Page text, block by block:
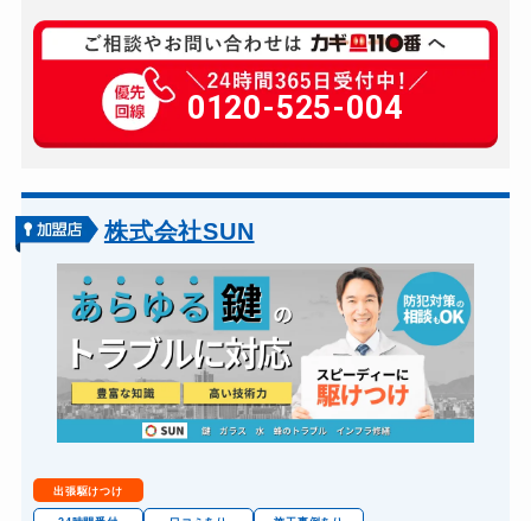
玄関カギ修理 13,200円～（税込）
玄関カギ交換 8,800円～(税込）
車カギ開け 8,800円～（税込）
金庫カギ開け
0120-525-004
株式会社SUN
出張駆けつけ